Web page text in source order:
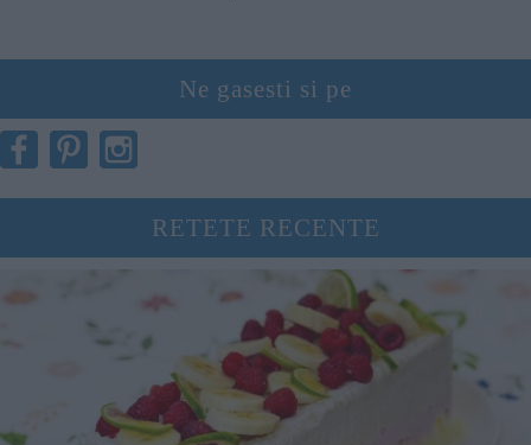
Ne gasesti si pe
RETETE RECENTE